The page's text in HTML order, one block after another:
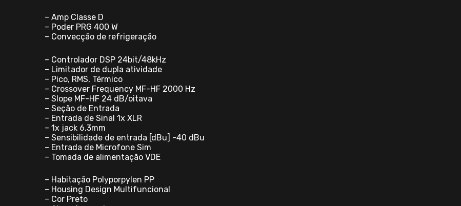
– Amp Classe D
– Poder PRG 400 W
– Convecção de refrigeração
– Controlador DSP 24bit/48kHz
– Limitador de dupla atividade
– Pico, RMS, Térmico
– Crossover Frequency MF-HF 2000 Hz
– Slope MF-HF 24 dB/oitava
– Seção de Entrada
– Entrada de Sinal 1x XLR
– 1x jack 6,3mm
– Sensibilidade de entrada [dBu] -40 dBu
– Entrada de Microfone Sim
– Tomada de alimentação VDE
– Habitação Polyporpylen PP
– Housing Design Multifuncional
– Cor Preto